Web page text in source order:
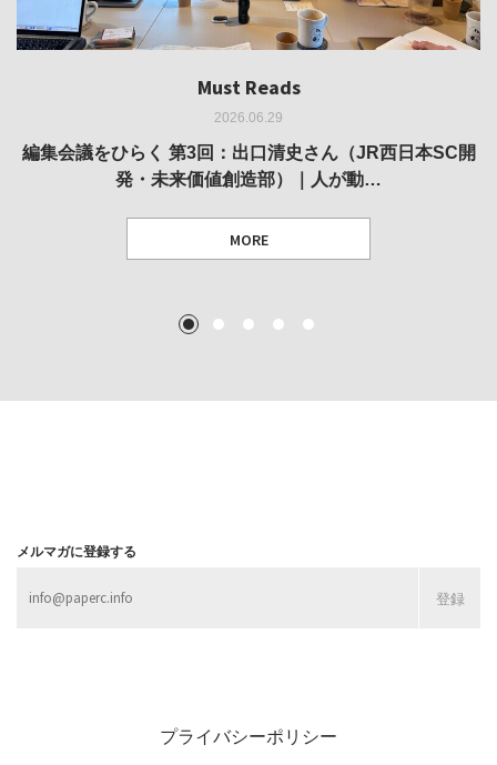
Must Reads
2026.06.29
編集会議をひらく 第3回：出口清史さん（JR西日本SC開
発・未来価値創造部）｜人が動…
MORE
Must Reads
2026.05.14
REVIEW｜果たして美術家・梅津庸一は、「大阪のゆかり
作家」となることができたのか…
Must Reads
2026.03.11
REPORT｜博覧会の残像
MORE
Must Reads
2026.02.25
REVIEW｜菊池聡太朗 個展「余りの風景」
MORE
Must Reads
2025.10.01
REVIEW｜生の存在証明としての線——「ライフライン」
展
1 2 3 4 5
メルマガに登録する
プライバシーポリシー